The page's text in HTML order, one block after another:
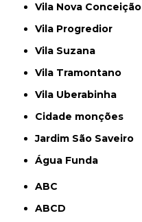
Vila Nova Conceição
Vila Progredior
Vila Suzana
Vila Tramontano
Vila Uberabinha
cidade monções
jardim São Saveiro
Água Funda
ABC
ABCD